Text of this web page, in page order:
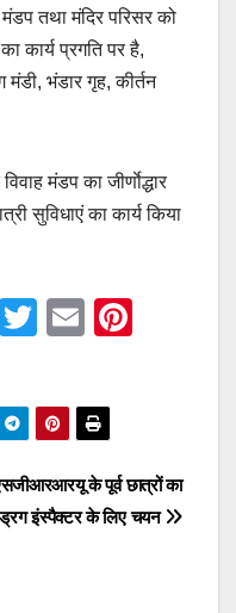
तथा मंदिर परिसर को
कार्य प्रगति पर है,
भंडार गृह, कीर्तन
मंडप का जीर्णाेद्धार
सुविधाएं का कार्य किया
M
T
tt
er
E
ail
st
के पूर्व छात्रों का
ड्रग इंस्पैक्टर के लिए चयन